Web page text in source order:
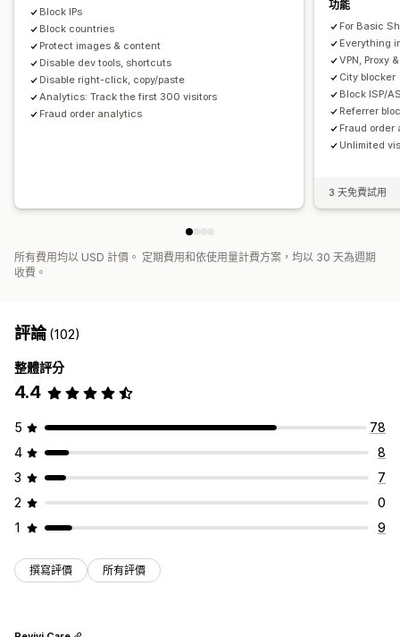
Block IPs
Block countries
Protect images & content
Disable dev tools, shortcuts
Disable right-click, copy/paste
Analytics: Track the first 300 visitors
Fraud order analytics
功能
For Basic
Everything
VPN, Proxy
City blocker
Block ISP/
Referrer
Fraud order
Unlimited
3 天免費試用
所有費用均以 USD 計價。 定期費用和依使用量計費方案，均以 30 天為週期
收費。
評論(102)
整體評分
4.4
5
78
4
8
3
7
2
0
1
9
撰寫評價 所有評價